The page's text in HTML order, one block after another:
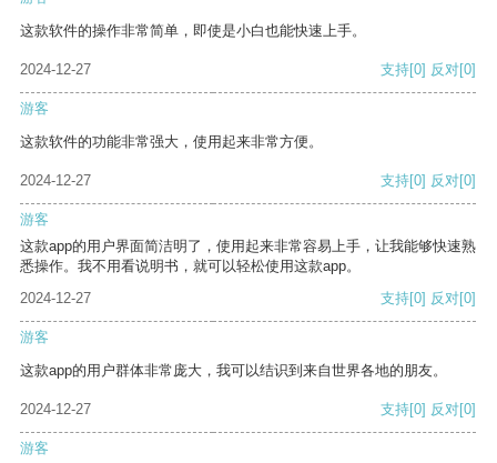
这款软件的操作非常简单，即使是小白也能快速上手。
2024-12-27 支持[0] 反对[0]
游客
这款软件的功能非常强大，使用起来非常方便。
2024-12-27 支持[0] 反对[0]
游客
这款app的用户界面简洁明了，使用起来非常容易上手，让我能够快速熟
悉操作。我不用看说明书，就可以轻松使用这款app。
2024-12-27
支持[0] 反对[0]
游客
这款app的用户群体非常庞大，我可以结识到来自世界各地的朋友。
2024-12-27 支持[0] 反对[0]
游客